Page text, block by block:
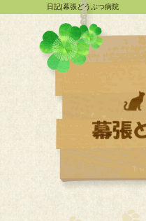
日記|幕張どうぶつ病院